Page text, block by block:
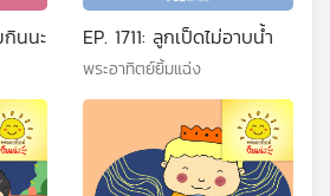
ามกินนะ EP. 1711: ลูกเป็ดไม่อาบน้ำ
พระอาทิตย์ยิ้มแฉ่ง